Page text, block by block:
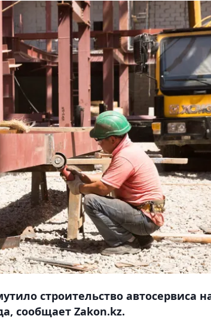
строительство автосервиса
сообщает Zakon.kz.